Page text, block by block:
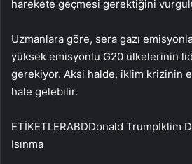
harekete geçmesi gerektiğini
Uzmanlara göre, sera gazı
yüksek emisyonlu G20 ülkelerinin
gerekiyor. Aksi halde, iklim krizinin
hale gelebilir.
ETİKETLERABDDonald Trumpİklim
Isınma